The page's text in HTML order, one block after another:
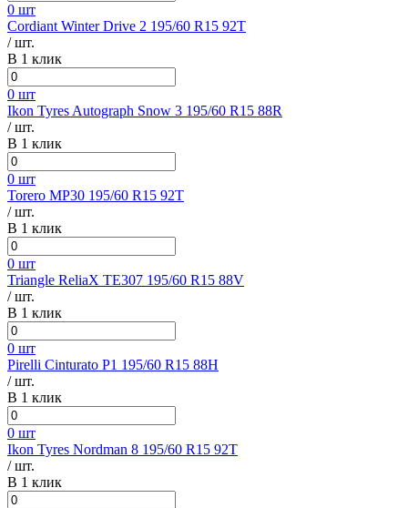
0 шт
Cordiant Winter Drive 2 195/60 R15 92T
/ шт.
В 1 клик
0 шт
Ikon Tyres Autograph Snow 3 195/60 R15 88R
/ шт.
В 1 клик
0 шт
Torero MP30 195/60 R15 92T
/ шт.
В 1 клик
0 шт
Triangle ReliaX TE307 195/60 R15 88V
/ шт.
В 1 клик
0 шт
Pirelli Cinturato P1 195/60 R15 88H
/ шт.
В 1 клик
0 шт
Ikon Tyres Nordman 8 195/60 R15 92T
/ шт.
В 1 клик